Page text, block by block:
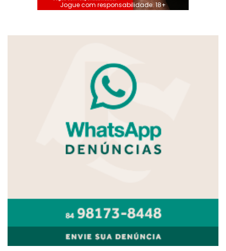
Jogue com responsabilidade. 18+